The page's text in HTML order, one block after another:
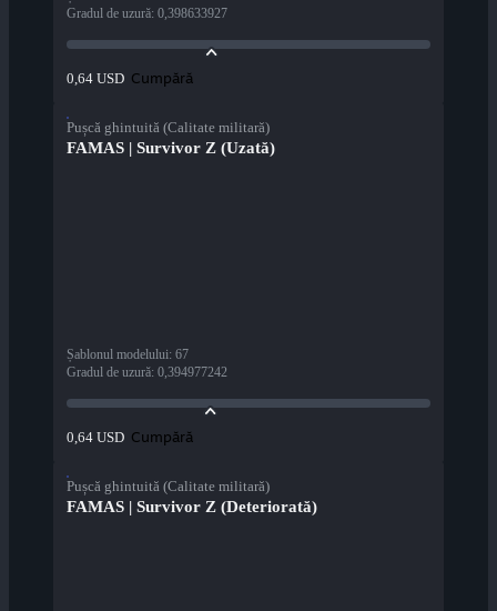
Gradul de uzură: 0,398633927
0,64 USD Cumpără
Pușcă ghintuită (Calitate militară)
FAMAS | Survivor Z (Uzată)
Șablonul modelului: 67
Gradul de uzură: 0,394977242
0,64 USD Cumpără
Pușcă ghintuită (Calitate militară)
FAMAS | Survivor Z (Deteriorată)